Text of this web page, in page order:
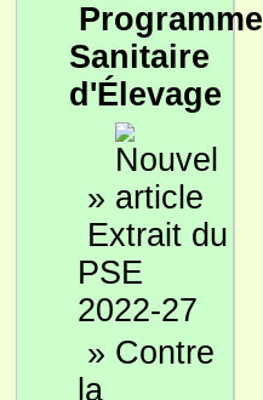
Programme
Sanitaire
d'Élevage
»
Extrait du
PSE
2022-27
» Contre
la